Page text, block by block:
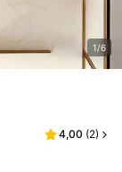
1/6
4,00 (2)